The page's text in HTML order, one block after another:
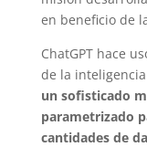
en beneficio de
ChatGPT hace
de la
un sofisticado
parametrizado
cantidades de